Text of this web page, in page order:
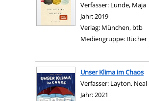
Verfasser: Lunde, Maja
Jahr:2019
Verlag: München, btb
Mediengruppe: Bücher
Unser Klima im Chaos
Verfasser: Layton, Neal
Jahr:2021